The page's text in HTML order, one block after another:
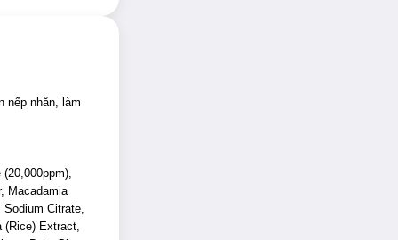
thường.
nếp nhăn, làm
Macadamia
Citrate,
Extract,